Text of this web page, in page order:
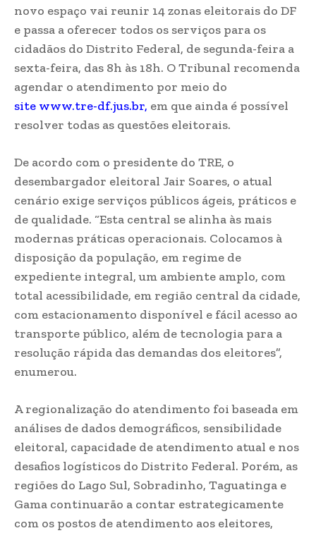
novo espaço vai reunir 14 zonas eleitorais do DF
e passa a oferecer todos os serviços para os
cidadãos do Distrito Federal, de segunda-feira a
sexta-feira, das 8h às 18h. O Tribunal recomenda
agendar o atendimento por meio do
site www.tre-df.jus.br, em que ainda é possível
resolver todas as questões eleitorais.
De acordo com o presidente do TRE, o
desembargador eleitoral Jair Soares, o atual
cenário exige serviços públicos ágeis, práticos e
de qualidade. “Esta central se alinha às mais
modernas práticas operacionais. Colocamos à
disposição da população, em regime de
expediente integral, um ambiente amplo, com
total acessibilidade, em região central da cidade,
com estacionamento disponível e fácil acesso ao
transporte público, além de tecnologia para a
resolução rápida das demandas dos eleitores”,
enumerou.
A regionalização do atendimento foi baseada em
análises de dados demográficos, sensibilidade
eleitoral, capacidade de atendimento atual e nos
desafios logísticos do Distrito Federal. Porém, as
regiões do Lago Sul, Sobradinho, Taguatinga e
Gama continuarão a contar estrategicamente
com os postos de atendimento aos eleitores,